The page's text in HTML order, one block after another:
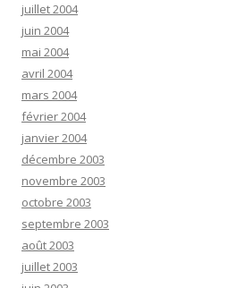
juillet 2004
juin 2004
mai 2004
avril 2004
mars 2004
février 2004
janvier 2004
décembre 2003
novembre 2003
octobre 2003
septembre 2003
août 2003
juillet 2003